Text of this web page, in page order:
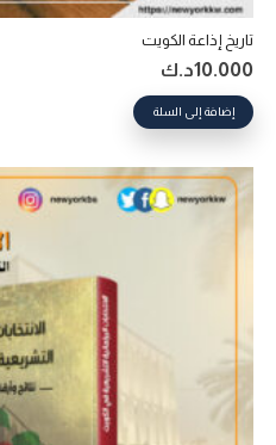
تاريخ إذاعة الكويت
10.000د.ك
إضافة إلى السلة